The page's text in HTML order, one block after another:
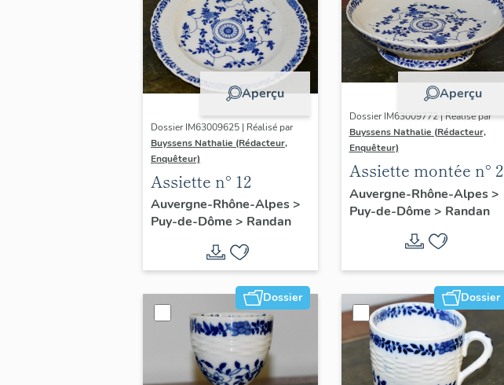
Aperçu
Dossier IM63009625 | Réalisé par
Buyssens Nathalie (Rédacteur,
Enquêteur)
Assiette n° 12
Auvergne-Rhône-Alpes>
Puy-de-Dôme > Randan
Aperçu
Dossier IM63009772 | Réalisé par
Buyssens Nathalie (Rédacteur,
Enquêteur)
Assiette montée n° 2
Auvergne-Rhône-Alpes>
Puy-de-Dôme > Randan
Dossier Dossier